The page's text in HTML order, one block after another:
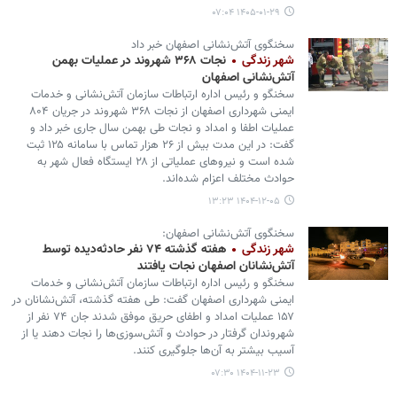
۱۴۰۵-۰۱-۲۹ ۰۷:۰۴
سخنگوی آتش‌نشانی اصفهان خبر داد
شهر زندگی
نجات ۳۶۸ شهروند در عملیات بهمن‌
آتش‌نشانی اصفهان
سخنگو و رئیس اداره ارتباطات سازمان آتش‌نشانی و خدمات
ایمنی شهرداری اصفهان از نجات ۳۶۸ شهروند در جریان ۸۰۴
عملیات اطفا و امداد و نجات طی بهمن‌ سال جاری خبر داد و
گفت: در این مدت بیش از ۲۶ هزار تماس با سامانه ۱۲۵ ثبت
شده است و نیروهای عملیاتی از ۲۸ ایستگاه فعال شهر به
حوادث مختلف اعزام شده‌اند.
۱۴۰۴-۱۲-۰۵ ۱۳:۲۳
سخنگوی آتش‌نشانی اصفهان:
شهر زندگی
هفته گذشته ۷۴ نفر حادثه‌دیده توسط
آتش‌نشانان اصفهان نجات یافتند
سخنگو و رئیس اداره ارتباطات سازمان آتش‌نشانی و خدمات
ایمنی شهرداری اصفهان گفت: طی هفته گذشته، آتش‌نشانان در
۱۵۷ عملیات امداد و اطفای حریق موفق شدند جان ۷۴ نفر از
شهروندان گرفتار در حوادث و آتش‌سوزی‌ها را نجات دهند یا از
آسیب بیشتر به آن‌ها جلوگیری کنند.
۱۴۰۴-۱۱-۲۳ ۰۷:۳۰